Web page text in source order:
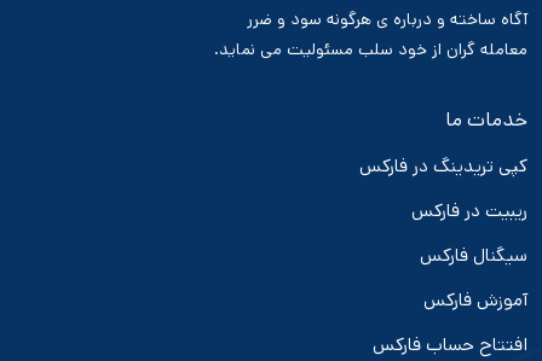
آگاه ساخته و درباره ی هرگونه سود و ضرر
معامله گران از خود سلب مسئولیت می نماید.
خدمات ما
کپی تریدینگ در فارکس
ریبیت در فارکس
سیگنال فارکس
آموزش فارکس
افتتاح حساب فارکس